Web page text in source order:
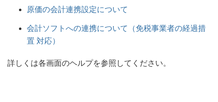
原価の会計連携設定について
会計ソフトへの連携について（免税事業者の経過措
置 対応）
詳しくは各画面のヘルプを参照してください。